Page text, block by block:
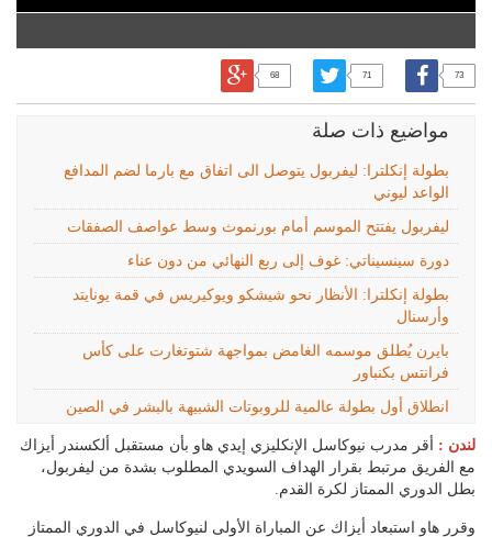
73
71
68
مواضيع ذات صلة
بطولة إنكلترا: ليفربول يتوصل الى اتفاق مع بارما لضم المدافع
الواعد ليوني
ليفربول يفتتح الموسم أمام بورنموث وسط عواصف الصفقات
دورة سينسيناتي: غوف إلى ربع النهائي من دون عناء
بطولة إنكلترا: الأنظار نحو شيشكو ويوكيريس في قمة يونايتد
وأرسنال
بايرن يُطلق موسمه الغامض بمواجهة شتوتغارت على كأس
فرانتس بكنباور
انطلاق أول بطولة عالمية للروبوتات الشبيهة بالبشر في الصين
لندن :
أقر مدرب نيوكاسل الإنكليزي إيدي هاو بأن مستقبل ألكسندر أيزاك
مع الفريق مرتبط بقرار الهداف السويدي المطلوب بشدة من ليفربول،
بطل الدوري الممتاز لكرة القدم.
وقرر هاو استبعاد أيزاك عن المباراة الأولى لنيوكاسل في الدوري الممتاز